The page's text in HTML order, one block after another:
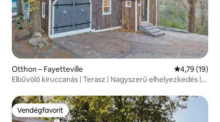
Otthon – Fayetteville Átlagos
4,79 (19)
Elbűvölő kiruccanás | Terasz | Nagyszerű elhelyezkedés |
Vendégfavorit
Vendégfavorit